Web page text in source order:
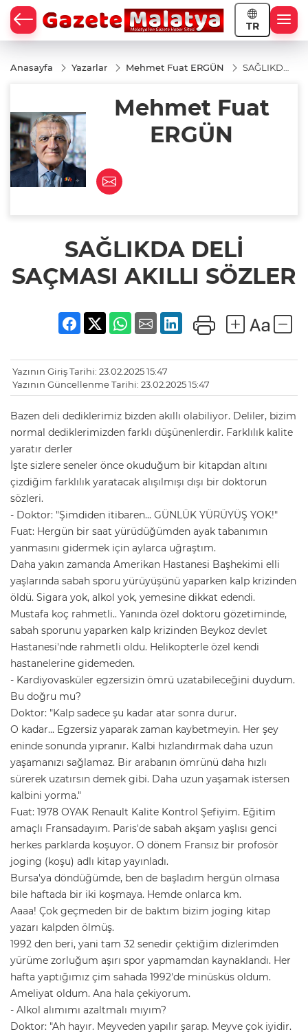
TR
Anasayfa Yazarlar Mehmet Fuat ERGÜN
SAĞLIKDA
AKILLI
SÖZLER
Mehmet Fuat
ERGÜN
SAĞLIKDA DELİ
SAÇMASI AKILLI SÖZLER
Yazının Giriş Tarihi: 23.02.2025 15:47
Yazının Güncellenme Tarihi: 23.02.2025 15:47
Bazen deli dediklerimiz bizden akıllı olabiliyor. Deliler, bizim
normal dediklerimizden farklı düşünenlerdir. Farklılık kalite
yaratır derler
İşte sizlere seneler önce okuduğum bir kitapdan altını
çizdiğim farklılık yaratacak alışılmışı dışı bir doktorun
sözleri.
- Doktor: "Şimdiden itibaren... GÜNLÜK YÜRÜYÜŞ YOK!"
Fuat: Hergün bir saat yürüdüğümden ayak tabanımın
yanmasını gidermek için aylarca uğraştım.
Daha yakın zamanda Amerikan Hastanesi Başhekimi elli
yaşlarında sabah sporu yürüyüşünü yaparken kalp krizinden
öldü. Sigara yok, alkol yok, yemesine dikkat edendi.
Mustafa koç rahmetli.. Yanında özel doktoru gözetiminde,
sabah sporunu yaparken kalp krizinden Beykoz devlet
Hastanesi'nde rahmetli oldu. Helikopterle özel kendi
hastanelerine gidemeden.
- Kardiyovasküler egzersizin ömrü uzatabileceğini duydum.
Bu doğru mu?
Doktor: "Kalp sadece şu kadar atar sonra durur.
O kadar... Egzersiz yaparak zaman kaybetmeyin. Her şey
eninde sonunda yıpranır. Kalbi hızlandırmak daha uzun
yaşamanızı sağlamaz. Bir arabanın ömrünü daha hızlı
sürerek uzatırsın demek gibi. Daha uzun yaşamak istersen
kalbini yorma."
Fuat: 1978 OYAK Renault Kalite Kontrol Şefiyim. Eğitim
amaçlı Fransadayım. Paris'de sabah akşam yaşlısı genci
herkes parklarda koşuyor. O dönem Fransız bir profosör
joging (koşu) adlı kitap yayınladı.
Bursa'ya döndüğümde, ben de başladım hergün olmasa
bile haftada bir iki koşmaya. Hemde onlarca km.
Aaaa! Çok geçmeden bir de baktım bizim joging kitap
yazarı kalpden ölmüş.
1992 den beri, yani tam 32 senedir çektiğim dizlerimden
yürüme zorluğum aşırı spor yapmamdan kaynaklandı. Her
hafta yaptığımız çim sahada 1992'de minüsküs oldum.
Ameliyat oldum. Ana hala çekiyorum.
- Alkol alımımı azaltmalı mıyım?
Doktor: "Ah hayır. Meyveden yapılır şarap. Meyve çok iyidir.